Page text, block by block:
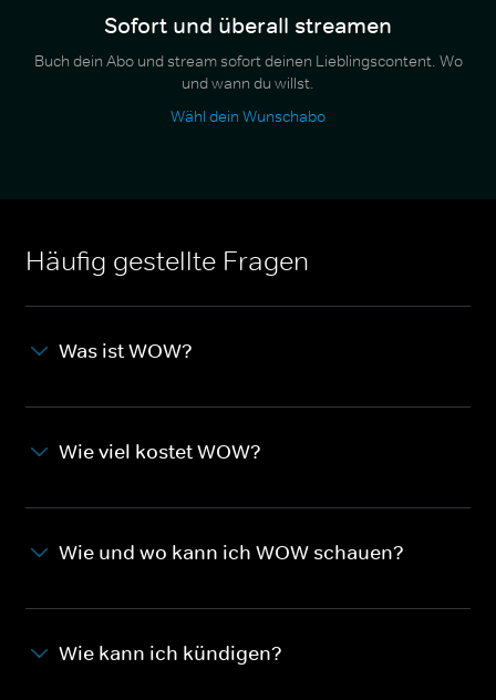
Sofort und überall streamen
Buch dein Abo und stream sofort deinen Lieblingscontent. Wo
und wann du willst.
Wähl dein Wunschabo
Häufig gestellte Fragen
Was ist WOW?
Wie viel kostet WOW?
Wie und wo kann ich WOW schauen?
Wie kann ich kündigen?